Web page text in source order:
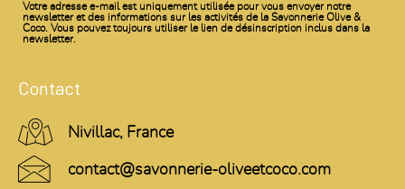
Votre adresse e-mail est uniquement utilisée pour vous envoyer notre
newsletter et des informations sur les activités de la Savonnerie Olive &
Coco. Vous pouvez toujours utiliser le lien de désinscription inclus dans la
newsletter.
Contact
Nivillac, France
contact@savonnerie-oliveetcoco.com